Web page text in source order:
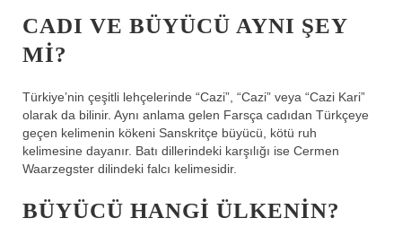
CADI VE BÜYÜCÜ AYNI ŞEY
MI?
Türkiye’nin çeşitli lehçelerinde “Cazi”, “Cazi” veya “Cazi Kari”
olarak da bilinir. Aynı anlama gelen Farsça cadıdan Türkçeye
geçen kelimenin kökeni Sanskritçe büyücü, kötü ruh
kelimesine dayanır. Batı dillerindeki karşılığı ise Cermen
Waarzegster dilindeki falcı kelimesidir.
BÜYÜCÜ HANGI ÜLKENIN?